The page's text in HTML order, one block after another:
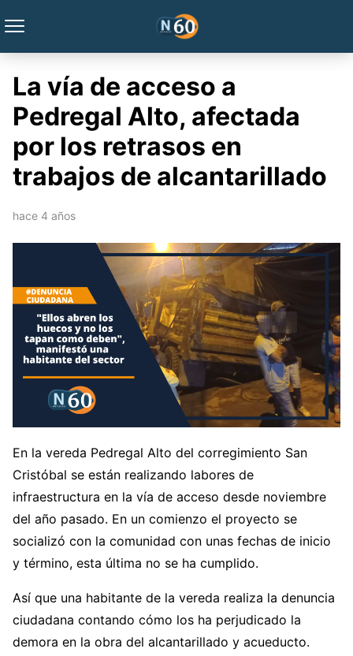
La vía de acceso a
Pedregal Alto, afectada
por los retrasos en
trabajos de alcantarillado
hace 4 años
En la vereda Pedregal Alto del corregimiento San
Cristóbal se están realizando labores de
infraestructura en la vía de acceso desde noviembre
del año pasado. En un comienzo el proyecto se
socializó con la comunidad con unas fechas de inicio
y término, esta última no se ha cumplido.
Así que una habitante de la vereda realiza la denuncia
ciudadana contando cómo los ha perjudicado la
demora en la obra del alcantarillado y acueducto.